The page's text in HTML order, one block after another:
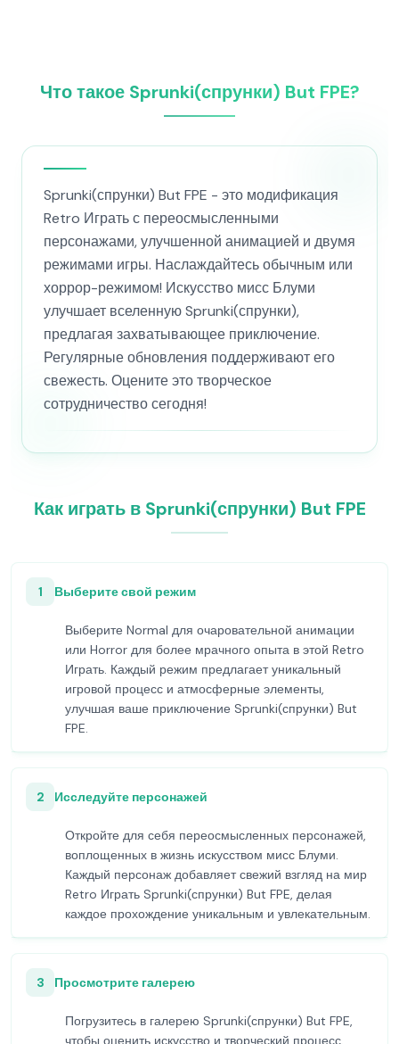
Что такое Sprunki(спрунки) But FPE?
Sprunki(спрунки) But FPE - это модификация
Retro Играть с переосмысленными
персонажами, улучшенной анимацией и двумя
режимами игры. Наслаждайтесь обычным или
хоррор-режимом! Искусство мисс Блуми
улучшает вселенную Sprunki(спрунки),
предлагая захватывающее приключение.
Регулярные обновления поддерживают его
свежесть. Оцените это творческое
сотрудничество сегодня!
Как играть в Sprunki(спрунки) But FPE
1 Выберите свой режим
Выберите Normal для очаровательной анимации
или Horror для более мрачного опыта в этой Retro
Играть. Каждый режим предлагает уникальный
игровой процесс и атмосферные элементы,
улучшая ваше приключение Sprunki(спрунки) But
FPE.
2 Исследуйте персонажей
Откройте для себя переосмысленных персонажей,
воплощенных в жизнь искусством мисс Блуми.
Каждый персонаж добавляет свежий взгляд на мир
Retro Играть Sprunki(спрунки) But FPE, делая
каждое прохождение уникальным и увлекательным.
3 Просмотрите галерею
Погрузитесь в галерею Sprunki(спрунки) But FPE,
чтобы оценить искусство и творческий процесс.